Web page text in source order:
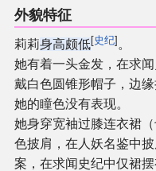
外貌特征
莉莉身高颇低[史纪] 。
她有着一头金发，在求
戴白色圆锥形帽子，边
她的瞳色没有表现。
她身穿宽袖过膝连衣裙
色披肩，在人妖名鉴中
案，在求闻史纪中仅裙